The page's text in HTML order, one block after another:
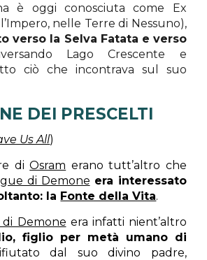
è oggi conosciuta come Ex
nelle Terre di Nessuno),
verso la Selva Fatata e verso
Lago Crescente e
ciò che incontrava sul suo
DEI PRESCELTI
Us All)
diOsram erano tutt’altro che
di Demone era interessato
la Fonte della Vita.
di Demone era infatti nient’altro
figlio per metà umano di
dal suo divino padre,